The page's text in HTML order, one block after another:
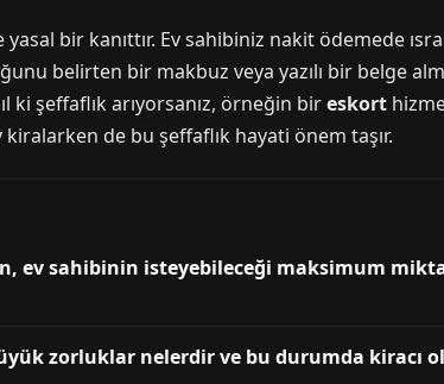
bir kanıttır. Ev sahibiniz nakit ödemede
belirten bir makbuz veya yazılı bir belge
ki şeffaflık arıyorsanız, örneğin bireskort
de bu şeffaflık hayati önem taşır.
ev sahibinin isteyebileceği maksimum
zorluklar nelerdir ve bu durumda kiracı